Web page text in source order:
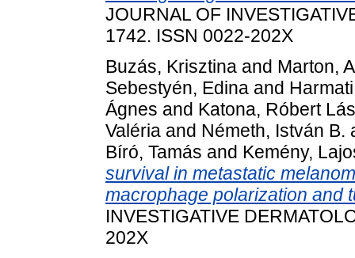
JOURNAL OF
1742. ISSN 0022-202X
Buzás, Krisztina and Marton,
Sebestyén, Edina and
Ágnes and Katona, Róbert
Valéria and Németh, István B.
Bíró, Tamás and Kemény,
survival in metastatic
macrophage polarization and
INVESTIGATIVE
202X